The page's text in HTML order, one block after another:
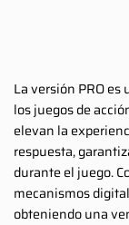
La versión PRO
los juegos de
elevan la
respuesta,
durante el juego.
mecanismos
obteniendo una